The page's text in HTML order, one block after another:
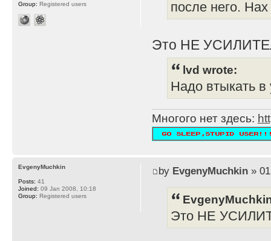
после него.
Это НЕ
lvd wrote:
Надо втыкать в
Многого нет здесь:
Group: Registered users
by EvgenyMuchkin» 01
Это НЕ
EvgenyMuchkin
Posts: 41
Joined: 09 Jan 2008, 10:18
Group: Registered users